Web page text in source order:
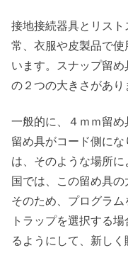
接地接続器具とリス
常、衣服や皮製品で
います。スナップ留め
の２つの大きさがあり
一般的に、４ｍｍ留
留め具がコード側に
は、そのような場所
国では、この留め具の
そのため、プログラ
トラップを選択する
るようにして、新し